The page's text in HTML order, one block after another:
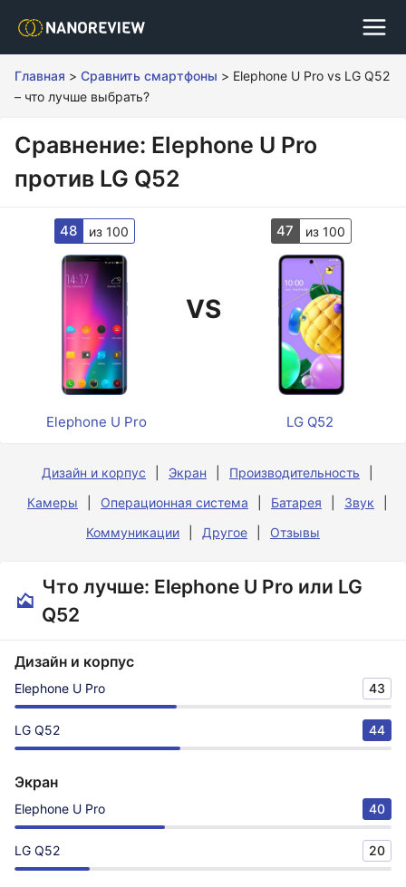
Главная > Сравнить смартфоны > Elephone U Pro vs LG Q52
– что лучше выбрать?
Сравнение: Elephone U Pro
против LG Q52
48 из 100
VS
47 из 100
Elephone U Pro LG Q52
Дизайн и корпус Экран
Производительность
Камеры
Операционная система Батарея
Звук
Коммуникации
Другое Отзывы
Что лучше: Elephone U Pro или LG
Q52
Дизайн и корпус
Elephone U Pro 43
LG Q52 44
Экран
Elephone U Pro 40
LG Q52 20